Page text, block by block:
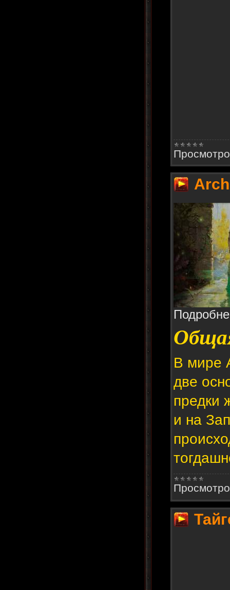
В мире
две
предки
и на